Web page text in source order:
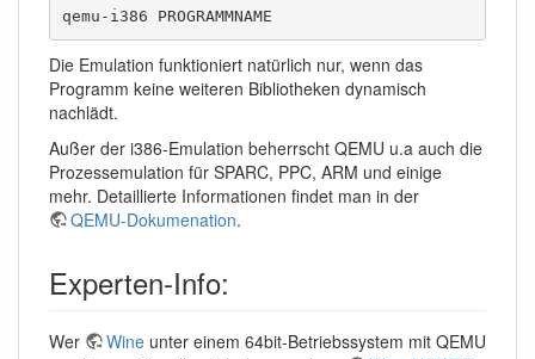
qemu-i386 PROGRAMMNAME
Die Emulation funktioniert natürlich nur, wenn das
Programm keine weiteren Bibliotheken dynamisch
nachlädt.
Außer der i386-Emulation beherrscht QEMU u.a auch die
Prozessemulation für SPARC, PPC, ARM und einige
mehr. Detaillierte Informationen findet man in der
QEMU-Dokumenation.
Experten-Info:
Wer Wine unter einem 64bit-Betriebssystem mit QEMU